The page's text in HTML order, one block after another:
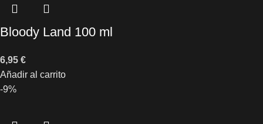
Bloody Land 100 ml
6,95 €
Añadir al carrito
-9%